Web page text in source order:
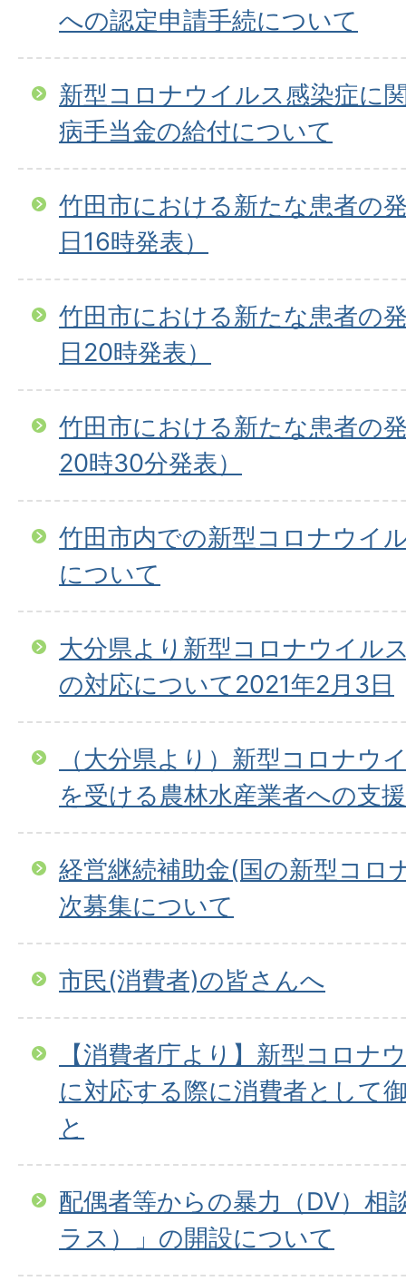
への認定申請手続について
新型コロナウイルス感染症に
病手当金の給付について
竹田市における新たな患者の
日16時発表）
竹田市における新たな患者の
日20時発表）
竹田市における新たな患者の
20時30分発表）
竹田市内での新型コロナウイ
について
大分県より新型コロナウイル
の対応について2021年2月3日
（大分県より）新型コロナウ
を受ける農林水産業者への支
経営継続補助金(国の新型コロ
次募集について
市民(消費者)の皆さんへ
【消費者庁より】新型コロナ
に対応する際に消費者として
と
配偶者等からの暴力（DV）相
ラス）」の開設について